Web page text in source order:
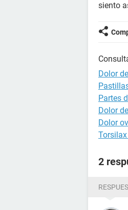
siento
Dolor
Partes
Dolor
Dolor
2